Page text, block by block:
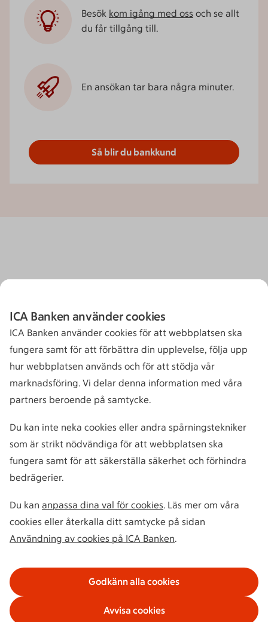
Besök kom igång med oss och se allt
du får tillgång till.
En ansökan tar bara några minuter.
Så blir du bankkund
ICA Banken använder cookies
ICA Banken använder cookies för att webbplatsen ska
fungera samt för att förbättra din upplevelse, följa upp
hur webbplatsen används och för att stödja vår
marknadsföring. Vi delar denna information med våra
partners beroende på samtycke.
Du kan inte neka cookies eller andra spårningstekniker
som är strikt nödvändiga för att webbplatsen ska
fungera samt för att säkerställa säkerhet och förhindra
bedrägerier.
Du kan anpassa dina val för cookies. Läs mer om våra
cookies eller återkalla ditt samtycke på sidan
Användning av cookies på ICA Banken.
Godkänn alla cookies
Avvisa cookies